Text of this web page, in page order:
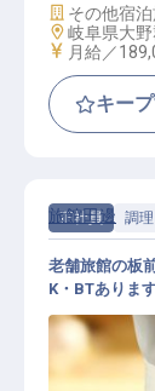
施設業態
その他宿
勤務地
岐阜県大
給与
月給／
キー
正社員 調理
旅館田邊
老舗旅館の板
K・BTありま